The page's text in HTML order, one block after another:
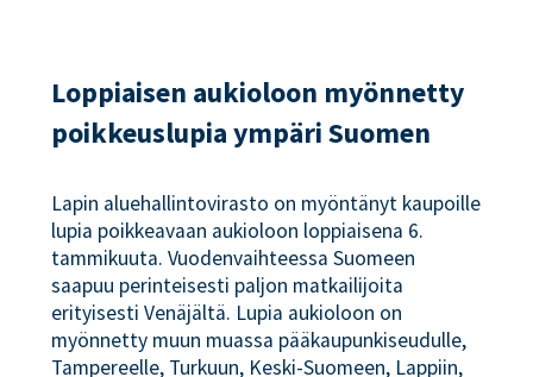
Loppiaisen aukioloon myönnetty
poikkeuslupia ympäri Suomen
Lapin aluehallintovirasto on myöntänyt kaupoille
lupia poikkeavaan aukioloon loppiaisena 6.
tammikuuta. Vuodenvaihteessa Suomeen
saapuu perinteisesti paljon matkailijoita
erityisesti Venäjältä. Lupia aukioloon on
myönnetty muun muassa pääkaupunkiseudulle,
Tampereelle, Turkuun, Keski-Suomeen, Lappiin,